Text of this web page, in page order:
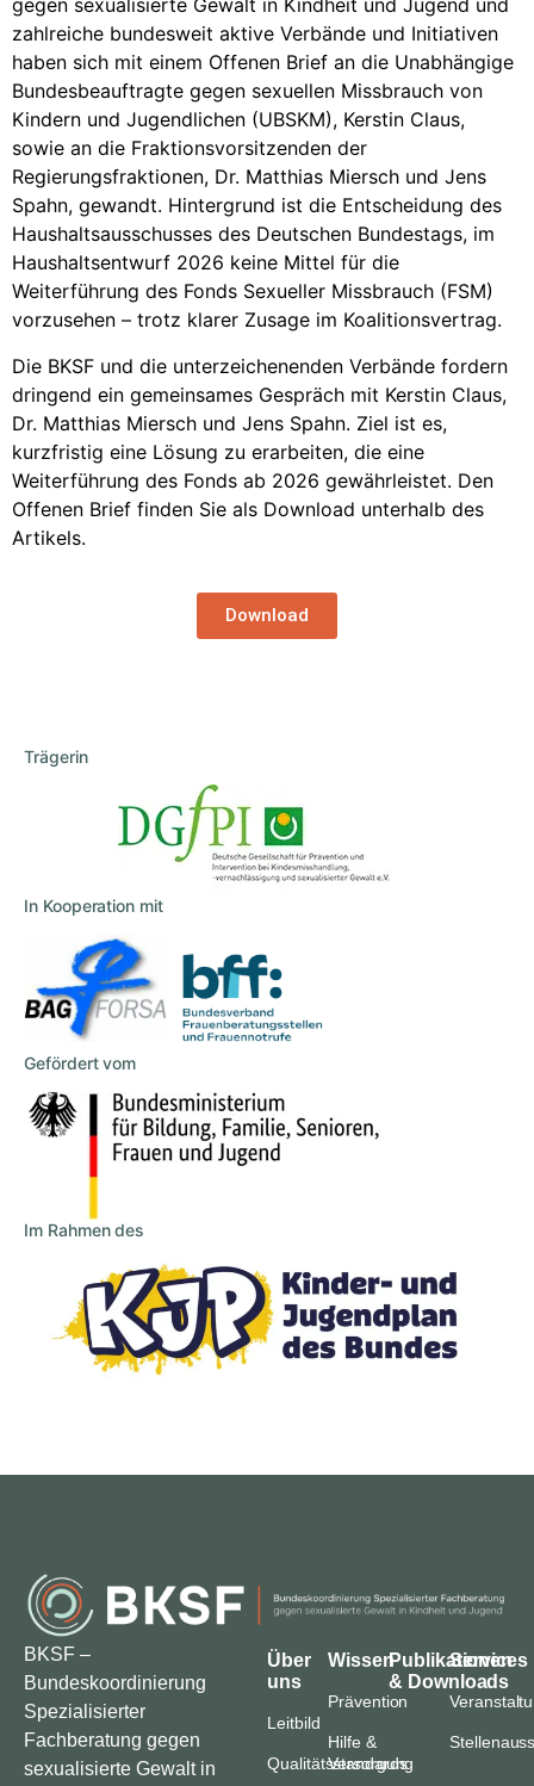
gegen sexualisierte Gewalt in Kindheit und Jugend und
zahlreiche bundesweit aktive Verbände und Initiativen
haben sich mit einem Offenen Brief an die Unabhängige
Bundesbeauftragte gegen sexuellen Missbrauch von
Kindern und Jugendlichen (UBSKM), Kerstin Claus,
sowie an die Fraktionsvorsitzenden der
Regierungsfraktionen, Dr. Matthias Miersch und Jens
Spahn, gewandt. Hintergrund ist die Entscheidung des
Haushaltsausschusses des Deutschen Bundestags, im
Haushaltsentwurf 2026 keine Mittel für die
Weiterführung des Fonds Sexueller Missbrauch (FSM)
vorzusehen – trotz klarer Zusage im Koalitionsvertrag.
Die BKSF und die unterzeichenenden Verbände fordern
dringend ein gemeinsames Gespräch mit Kerstin Claus,
Dr. Matthias Miersch und Jens Spahn. Ziel ist es,
kurzfristig eine Lösung zu erarbeiten, die eine
Weiterführung des Fonds ab 2026 gewährleistet. Den
Offenen Brief finden Sie als Download unterhalb des
Artikels.
Download
Trägerin
In Kooperation mit
Gefördert vom
Im Rahmen des
BKSF –
Bundeskoordinierung
Spezialisierter
Fachberatung gegen
sexualisierte Gewalt in
Über
uns
Leitbild
Qualitätsstandards
Wissen
Prävention
Hilfe &
Versorgung
Publikationen
& Downloads
Services